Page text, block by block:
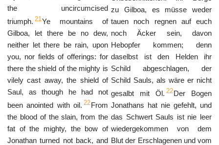
the uncircumcised
triumph. 21Ye mountains of
Gilboa, let there be no dew,
neither let there be rain, upon
you, nor fields of offerings: for
there the shield of the mighty is
vilely cast away, the shield of
Saul, as though he had not
been anointed with oil. 22From
the blood of the slain, from the
fat of the mighty, the bow of
Jonathan turned not back, and
zu Gilboa, es müsse weder
tauen noch regnen auf euch
noch Äcker sein, davon
Hebopfer kommen; denn
daselbst ist den Helden ihr
Schild abgeschlagen, der
Schild Sauls, als wäre er nicht
gesalbt mit Öl. 22Der Bogen
Jonathans hat nie gefehlt, und
das Schwert Sauls ist nie leer
wiedergekommen von dem
Blut der Erschlagenen und vom